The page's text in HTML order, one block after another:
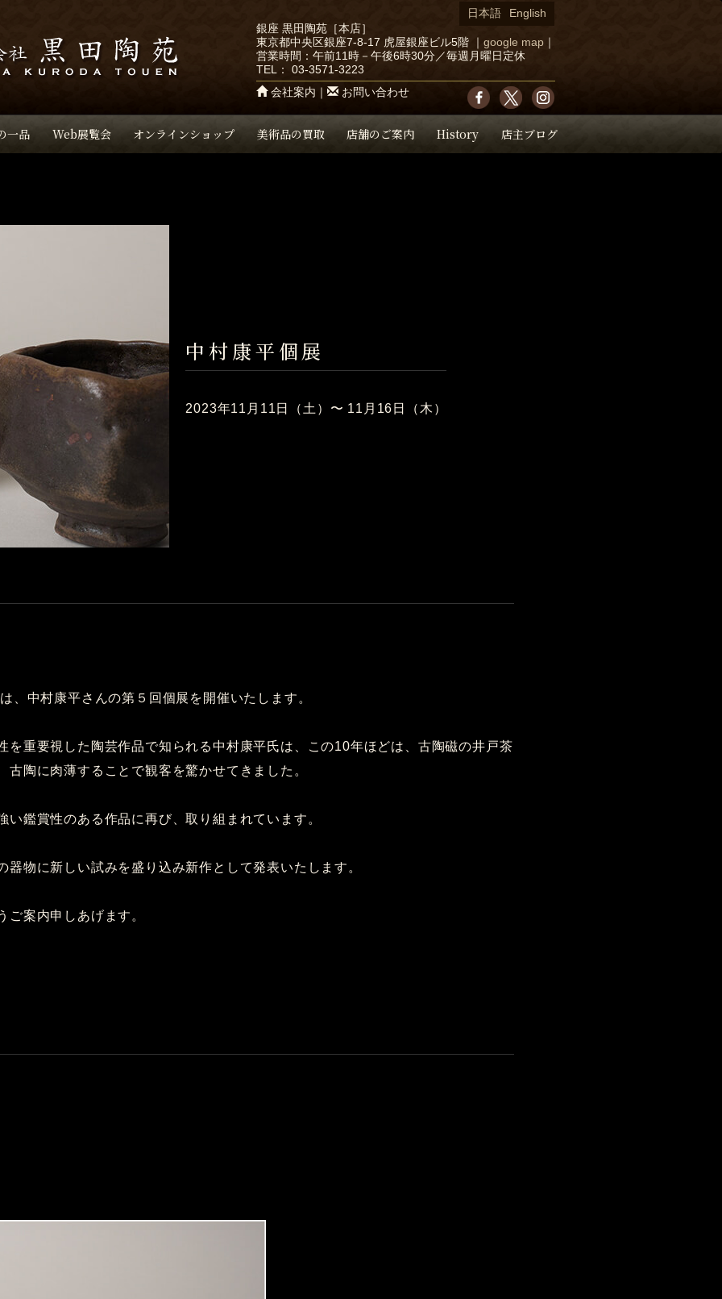
一品 Web展覧会 オンラインショップ 美術品の買取 店舗のご案内 History 店主ブログ
銀座 黒田陶苑［本店］
東京都中央区銀座7-8-17 虎屋銀座ビル5階
google map
営業時間：午前11時－午後6時30分／毎週月曜日定休
TEL： 03-3571-3223
会社案内
お問い合わせ
日本語 English
中村康平個展
2023年11月11日（土）〜 11月16日（木）
、中村康平さんの第５回個展を開催いたします。
を重要視した陶芸作品で知られる中村康平氏は、この10年ほどは、古陶磁の井戸茶
古陶に肉薄することで観客を驚かせてきました。
い鑑賞性のある作品に再び、取り組まれています。
器物に新しい試みを盛り込み新作として発表いたします。
ご案内申しあげます。